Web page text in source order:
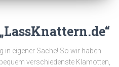
in eigener Sache! So wir haben
verschiedenste Klamotten,